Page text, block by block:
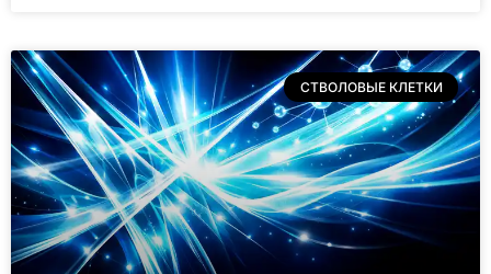
СТВОЛОВЫЕ КЛЕТКИ